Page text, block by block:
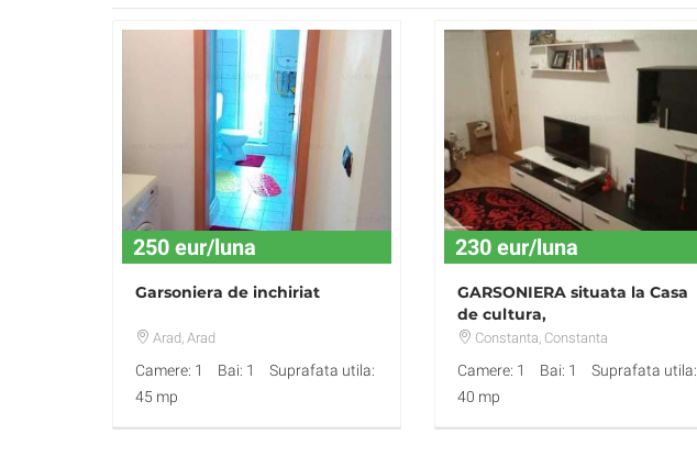
250 eur/luna
Garsoniera de inchiriat
Arad, Arad
Camere: 1 Bai: 1
Suprafata utila:
45 mp
230 eur/luna
GARSONIERA situata la Casa
de cultura,
Constanta, Constanta
Camere: 1 Bai: 1
Suprafata utila:
40 mp